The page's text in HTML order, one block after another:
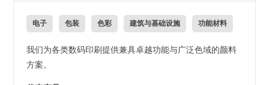
电子 包装 色彩 建筑与基础设施 功能材料
我们为各类数码印刷提供兼具卓越功能与广泛色域的颜料
方案。